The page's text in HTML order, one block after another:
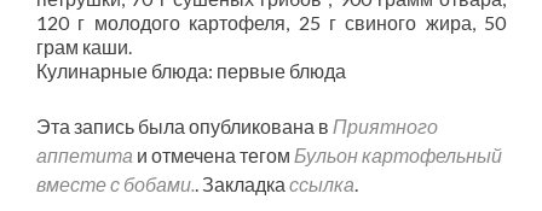
120 г молодого картофеля, 25 г свиного жира, 50
грам каши.
Кулинарные блюда: первые блюда
Эта запись была опубликована в Приятного
аппетита и отмечена тегом Бульон картофельный
вместе с бобами.. Закладка ссылка.